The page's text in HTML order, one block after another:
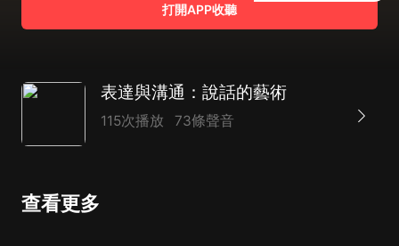
打開APP收聽
表達與溝通：說話的藝術
115次播放 73條聲音
查看更多